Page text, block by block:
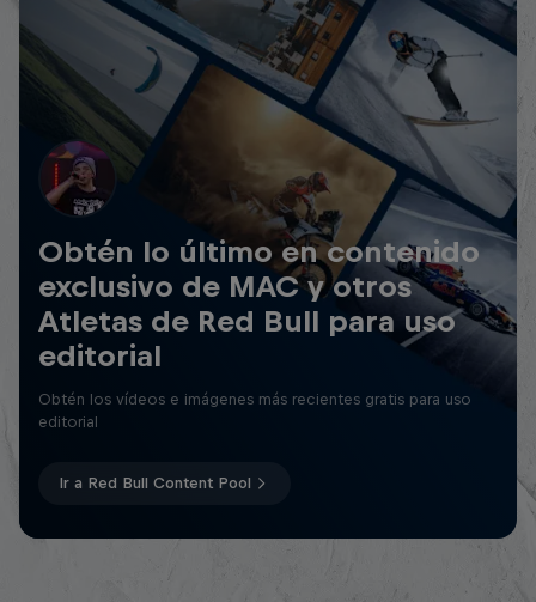
Obtén lo último en contenido
exclusivo de MAC y otros
Atletas de Red Bull para uso
editorial
Obtén los vídeos e imágenes más recientes gratis para uso
editorial
Ir a Red Bull Content Pool